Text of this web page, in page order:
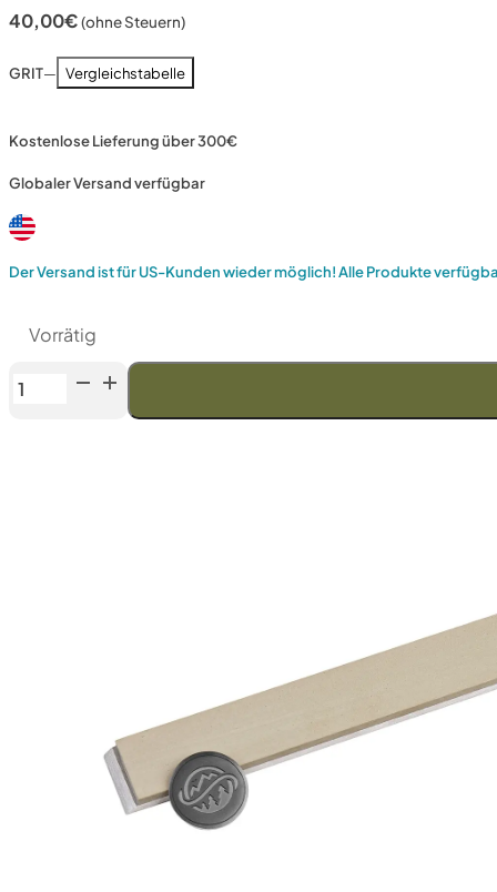
40,00€(ohne Steuern)
GRIT— Vergleichstabelle
Kostenlose Lieferung über 300€
Globaler Versand verfügbar
Der Versand ist für US-Kunden wieder möglich! Alle Produkte
Vorrätig
Venev